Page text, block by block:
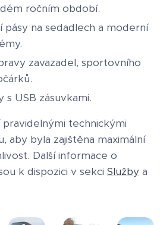
ročním období.
pásy na sedadlech a moderní
zavazadel, sportovního
USB zásuvkami.
technickými
aby byla zajištěna maximální
Další informace o
k dispozici v sekci Služby a